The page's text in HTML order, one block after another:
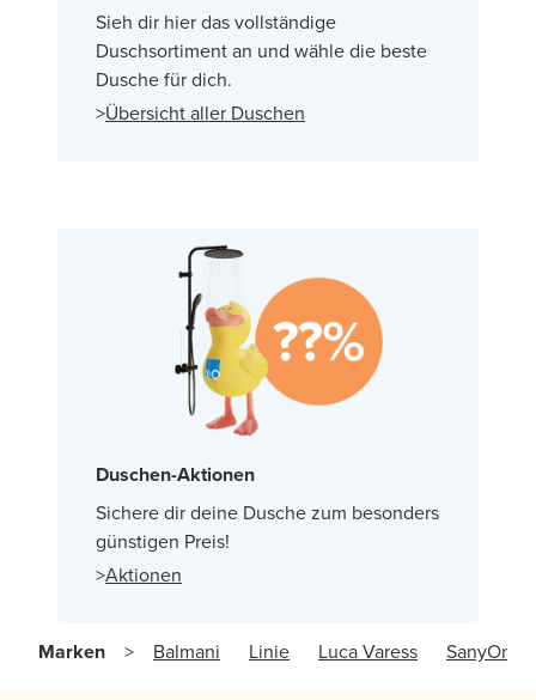
Sieh dir hier das vollständige
Duschsortiment an und wähle die beste
Dusche für dich.
>Übersicht aller Duschen
Duschen-Aktionen
Sichere dir deine Dusche zum besonders
günstigen Preis!
>Aktionen
Marken Balmani Linie Luca Varess SanyOne